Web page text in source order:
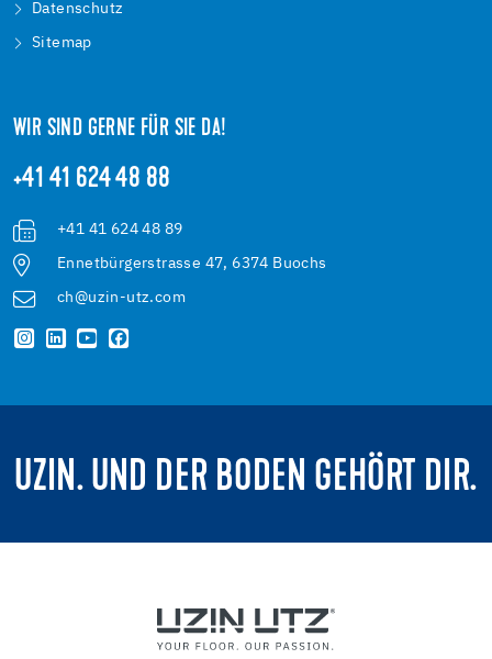
Datenschutz
Sitemap
WIR SIND GERNE FÜR SIE DA!
+41 41 624 48 88
+41 41 624 48 89
Ennetbürgerstrasse 47, 6374 Buochs
ch@uzin-utz.com
UZIN. UND DER BODEN GEHÖRT DIR.